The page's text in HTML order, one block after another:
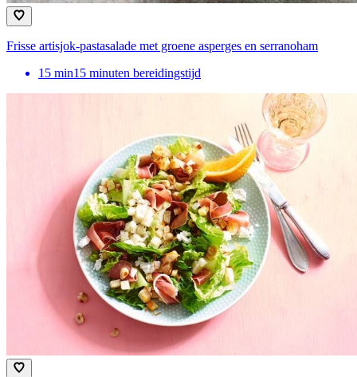
Frisse artisjok-pastasalade met groene asperges en serranoham
15 min15 minuten bereidingstijd